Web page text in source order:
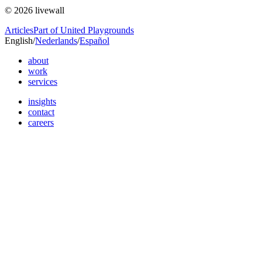
© 2026 livewall
ArticlesPart of United Playgrounds
English/Nederlands/Español
about
work
services
insights
contact
careers